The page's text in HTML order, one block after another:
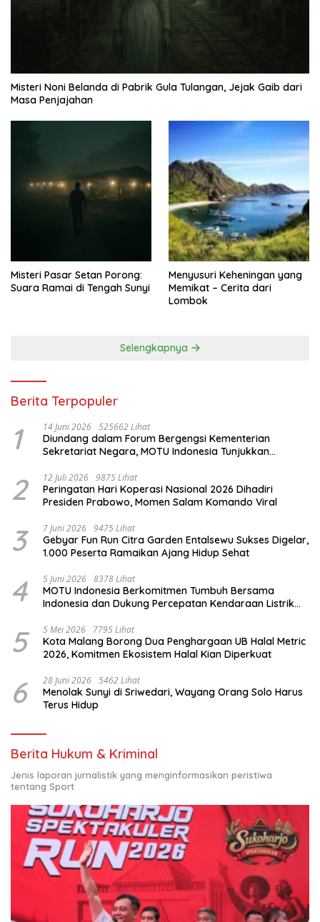
Misteri Noni Belanda di Pabrik Gula Tulangan, Jejak Gaib dari
Masa Penjajahan
Misteri Pasar Setan Porong:
Suara Ramai di Tengah Sunyi
Menyusuri Keheningan yang
Memikat – Cerita dari
Lombok
Selengkapnya
Berita Terpopuler
1 14 Juni 2026 525662 Lihat
Diundang dalam Forum Bergengsi Kementerian
Sekretariat Negara, MOTU Indonesia Tunjukkan
2 12 Juli 2026 9875 Lihat
Peringatan Hari Koperasi Nasional 2026 Dihadiri
Presiden Prabowo, Momen Salam Komando Viral
3 7 Juni 2026 9475 Lihat
Gebyar Fun Run Citra Garden Entalsewu Sukses Digelar,
1.000 Peserta Ramaikan Ajang Hidup Sehat
4 5 Juni 2026 8378 Lihat
MOTU Indonesia Berkomitmen Tumbuh Bersama
Indonesia dan Dukung Percepatan Kendaraan Listrik
5 5 Mei 2026 7795 Lihat
Kota Malang Borong Dua Penghargaan UB Halal Metric
2026, Komitmen Ekosistem Halal Kian Diperkuat
6 28 Juni 2026 5462 Lihat
Menolak Sunyi di Sriwedari, Wayang Orang Solo Harus
Terus Hidup
Berita Hukum & Kriminal
Jenis laporan jurnalistik yang menginformasikan peristiwa
tentang Sport